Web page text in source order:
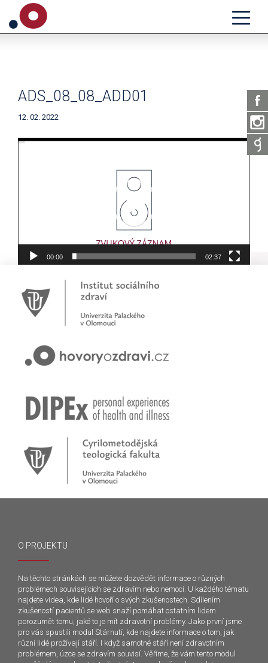
ADS_08_08_ADD01
12. 02. 2022
Video
00:00 02:37
Novinky
Přihlašte se na první online workshop na téma stárnoucí
Zkušenosti rodičů dětí s epilepsií
Začínáme nové téma! Sluchová vada u dětí
O PROJEKTU
Na těchto stránkách se můžete dozvědět informace o různých
problémech souvisejících se zdravím nebo nemocí. U každého tématu
najdete videa, kde lidé hovoří o svých zkušenostech. Sdílením
zkušeností pacientů se web snaží pomáhat ostatním lidem
porozumět tomu, jaké to je mít zdravotní problémy. Jako první jsme
pro vás spustili modul Stárnutí, kde najdete informace o tom, jak
různí lidé prožívají stáří. I když samotné stáří není zdravotním
problémem, úzce se zdravím souvisí. Věříme, že vám tento modul